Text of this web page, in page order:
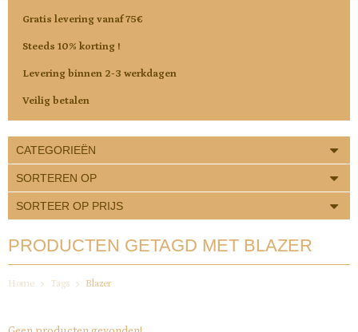
Gratis levering vanaf 75€
Steeds 10% korting !
Levering binnen 2-3 werkdagen
Veilig betalen
CATEGORIEËN
SORTEREN OP
SORTEER OP PRIJS
PRODUCTEN GETAGD MET BLAZER
Home Tags Blazer